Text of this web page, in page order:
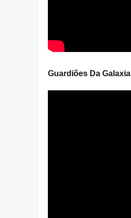
Guardiões Da Galaxia